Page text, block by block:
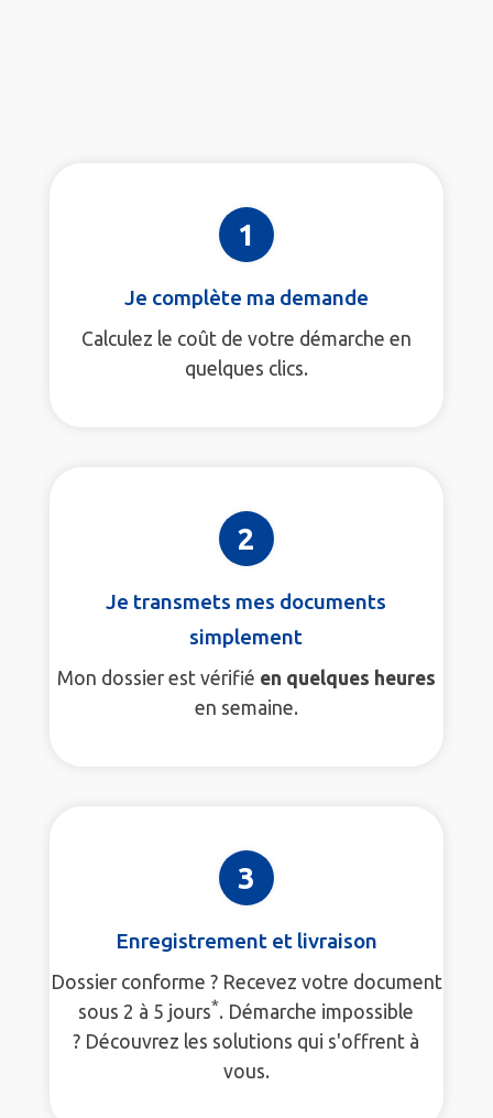
1
Je complète ma demande
Calculez le coût de votre démarche en
quelques clics.
2
Je transmets mes documents
simplement
Mon dossier est vérifié en quelques heures
en semaine.
3
Enregistrement et livraison
Dossier conforme ? Recevez votre document
sous 2 à 5 jours*. Démarche impossible
? Découvrez les solutions qui s'offrent à
vous.